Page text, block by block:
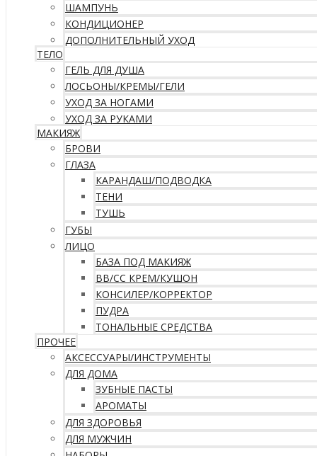
ШАМПУНЬ
КОНДИЦИОНЕР
ДОПОЛНИТЕЛЬНЫЙ УХОД
ТЕЛО
ГЕЛЬ ДЛЯ ДУША
ЛОСЬОНЫ/КРЕМЫ/ГЕЛИ
УХОД ЗА НОГАМИ
УХОД ЗА РУКАМИ
МАКИЯЖ
БРОВИ
ГЛАЗА
КАРАНДАШ/ПОДВОДКА
ТЕНИ
ТУШЬ
ГУБЫ
ЛИЦО
БАЗА ПОД МАКИЯЖ
ВВ/CC КРЕМ/КУШОН
КОНСИЛЕР/КОРРЕКТОР
ПУДРА
ТОНАЛЬНЫЕ СРЕДСТВА
ПРОЧЕЕ
АКСЕССУАРЫ/ИНСТРУМЕНТЫ
ДЛЯ ДОМА
ЗУБНЫЕ ПАСТЫ
АРОМАТЫ
ДЛЯ ЗДОРОВЬЯ
ДЛЯ МУЖЧИН